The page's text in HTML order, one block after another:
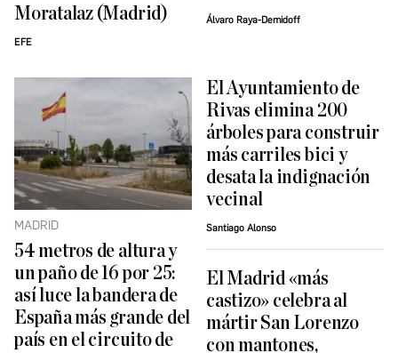
Moratalaz (Madrid)
EFE
Álvaro Raya-Demidoff
MADRID
54 metros de altura y
un paño de 16 por 25:
así luce la bandera de
España más grande del
país en el circuito de
El Ayuntamiento de
Rivas elimina 200
árboles para construir
más carriles bici y
desata la indignación
vecinal
Santiago Alonso
El Madrid «más
castizo» celebra al
mártir San Lorenzo
con mantones,